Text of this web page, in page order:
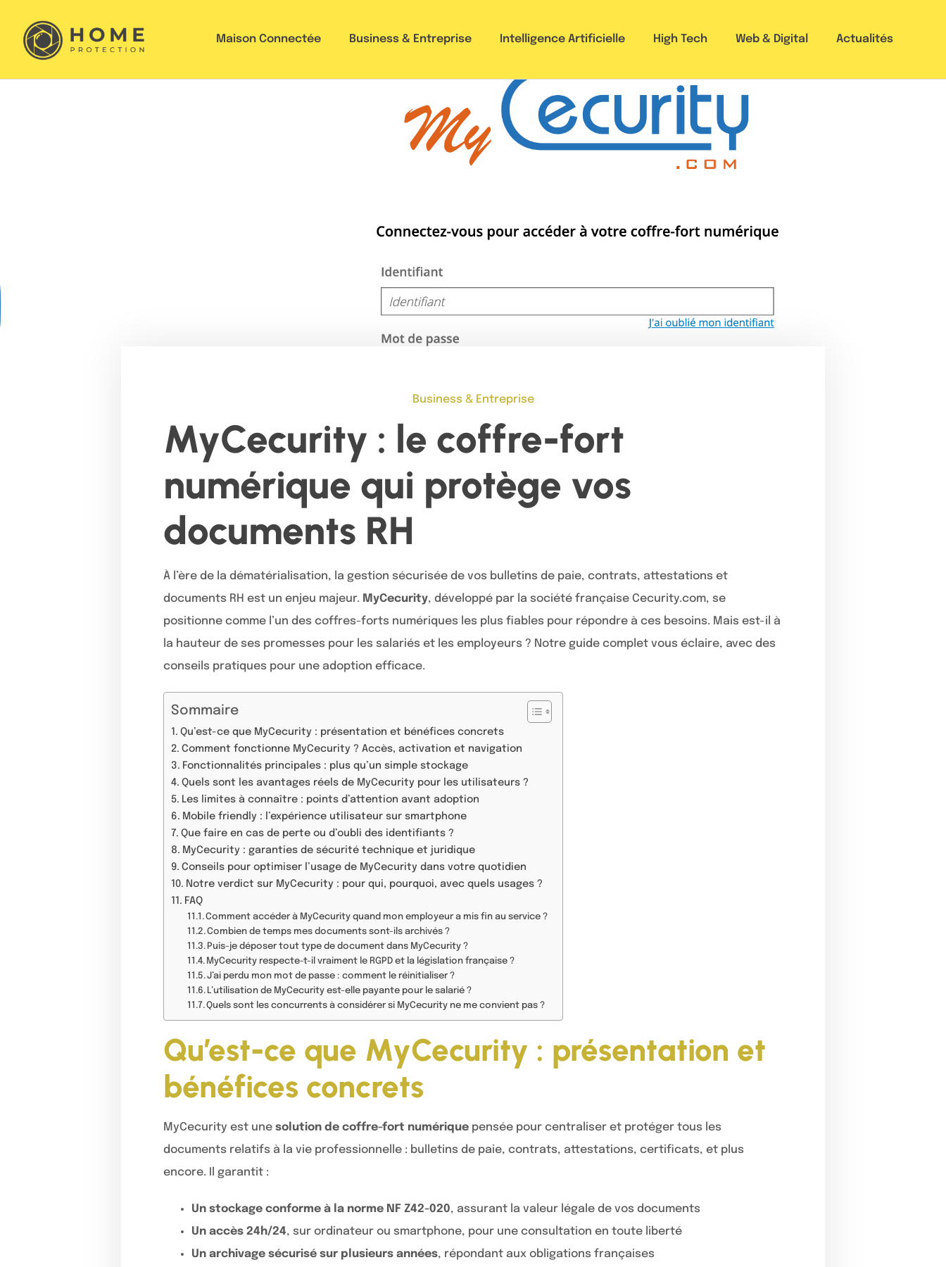
Maison Connectée Business & Entreprise Intelligence Artificielle High Tech Web & Digital Actualités
Business & Entreprise
MyCecurity : le coffre-fort
numérique qui protège vos
documents RH
À l’ère de la dématérialisation, la gestion sécurisée de vos bulletins de paie, contrats, attestations et
documents RH est un enjeu majeur. MyCecurity, développé par la société française Cecurity.com, se
positionne comme l’un des coffres-forts numériques les plus fiables pour répondre à ces besoins. Mais est-il à
la hauteur de ses promesses pour les salariés et les employeurs ? Notre guide complet vous éclaire, avec des
conseils pratiques pour une adoption efficace.
Sommaire
Qu’est-ce que MyCecurity : présentation et bénéfices concrets
Comment fonctionne MyCecurity ? Accès, activation et navigation
Fonctionnalités principales : plus qu’un simple stockage
Quels sont les avantages réels de MyCecurity pour les utilisateurs ?
Les limites à connaître : points d’attention avant adoption
Mobile friendly : l’expérience utilisateur sur smartphone
Que faire en cas de perte ou d’oubli des identifiants ?
MyCecurity : garanties de sécurité technique et juridique
Conseils pour optimiser l’usage de MyCecurity dans votre quotidien
Notre verdict sur MyCecurity : pour qui, pourquoi, avec quels usages ?
FAQ
Comment accéder à MyCecurity quand mon employeur a mis fin au service ?
Combien de temps mes documents sont-ils archivés ?
Puis-je déposer tout type de document dans MyCecurity ?
MyCecurity respecte-t-il vraiment le RGPD et la législation française ?
J’ai perdu mon mot de passe : comment le réinitialiser ?
L’utilisation de MyCecurity est-elle payante pour le salarié ?
Quels sont les concurrents à considérer si MyCecurity ne me convient pas ?
Qu’est-ce que MyCecurity : présentation et
bénéfices concrets
MyCecurity est une solution de coffre-fort numérique pensée pour centraliser et protéger tous les
documents relatifs à la vie professionnelle : bulletins de paie, contrats, attestations, certificats, et plus
encore. Il garantit :
Un stockage conforme à la norme NF Z42-020, assurant la valeur légale de vos documents
Un accès 24h/24, sur ordinateur ou smartphone, pour une consultation en toute liberté
Un archivage sécurisé sur plusieurs années, répondant aux obligations françaises